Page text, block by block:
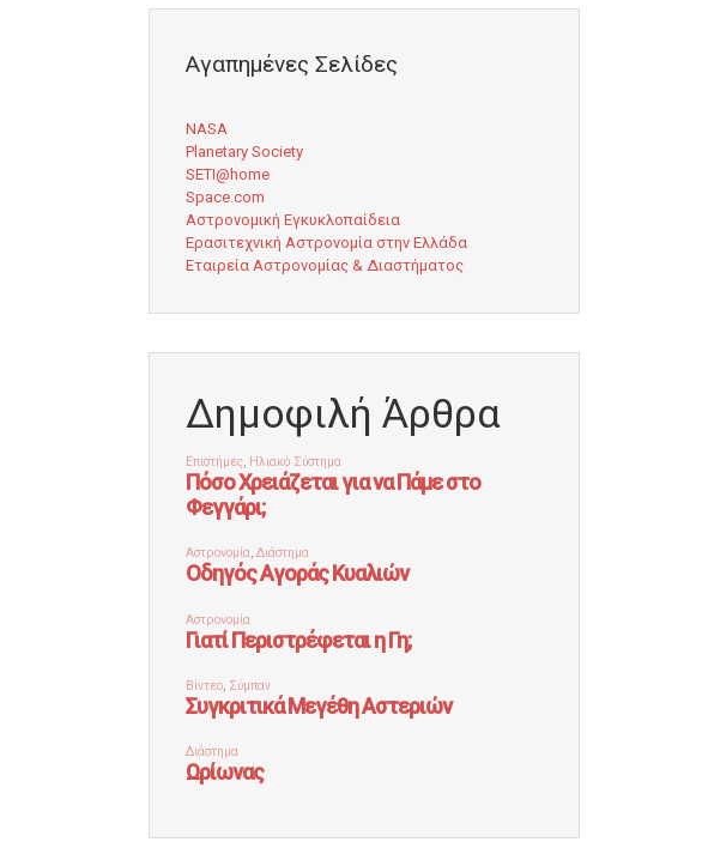
Αγαπημένες Σελίδες
NASA
Planetary Society
SETI@home
Space.com
Αστρονομική Εγκυκλοπαίδεια
Ερασιτεχνική Αστρονομία στην Ελλάδα
Εταιρεία Αστρονομίας & Διαστήματος
Δημοφιλή Άρθρα